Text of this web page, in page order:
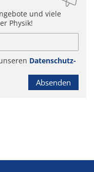
und viele
Physik!
Datenschutz-
Absenden